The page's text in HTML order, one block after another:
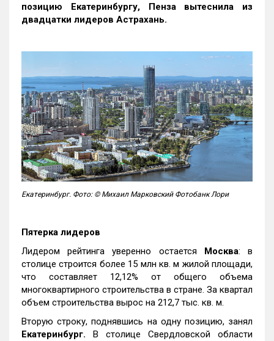
позицию Екатеринбургу, Пенза вытеснила из
двадцатки лидеров Астрахань.
Екатеринбург. Фото: © Михаил Марковский Фотобанк Лори
Пятерка лидеров
Лидером рейтинга уверенно остается Москва: в
столице строится более 15 млн кв. м жилой площади,
что составляет 12,12% от общего объема
многоквартирного строительства в стране. За квартал
объем строительства вырос на 212,7 тыс. кв. м.
Вторую строку, поднявшись на одну позицию, занял
Екатеринбург. В столице Свердловской области